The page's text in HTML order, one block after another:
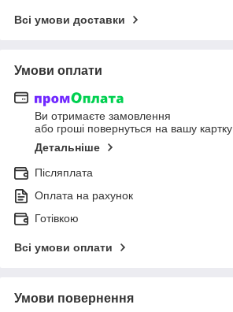
Всі умови доставки
Умови оплати
Ви отримаєте замовлення
або гроші повернуться на вашу картку
Детальніше
Післяплата
Оплата на рахунок
Готівкою
Всі умови оплати
Умови повернення